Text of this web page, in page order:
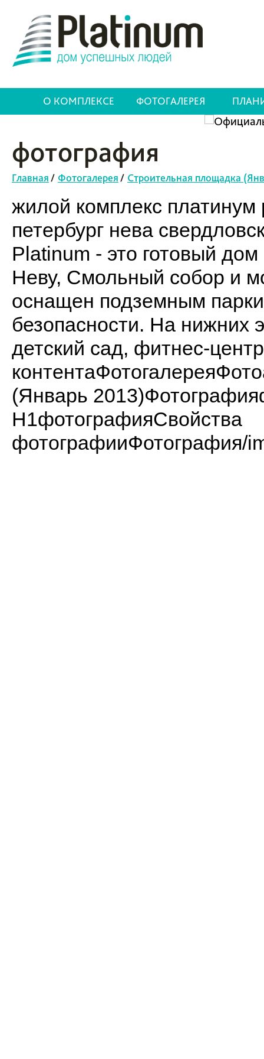
О КОМПЛЕКСЕ ФОТОГАЛЕРЕЯ
фотография
Главная / Фотогалерея / Строительная площадка
жилой комплекс платинум
петербург нева
Platinum - это готовый
Неву, Смольный собор и
оснащен подземным
безопасности. На нижних
детский сад, фитнес-
(Январь
H1фотографияСвойства
фотографииФотография/